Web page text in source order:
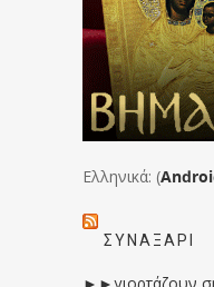
Ελληνικά: (
ΣΥΝΑΞΆΡΙ
►►γιορτάζουν